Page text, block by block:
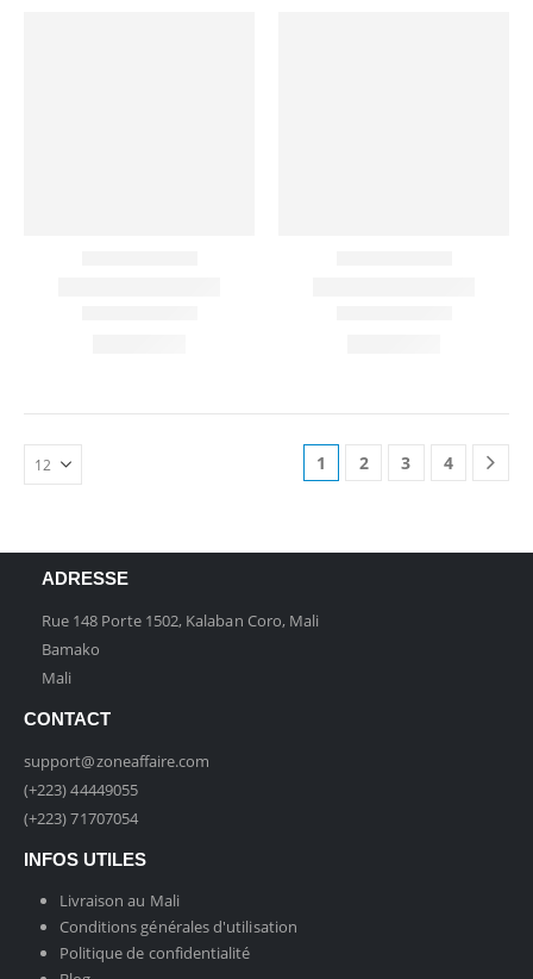
1 2 3 4
ADRESSE
Rue 148 Porte 1502, Kalaban Coro, Mali
Bamako
Mali
CONTACT
support@zoneaffaire.com
(+223) 44449055
(+223) 71707054
INFOS UTILES
Livraison au Mali
Conditions générales d'utilisation
Politique de confidentialité